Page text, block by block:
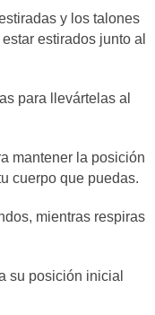
y los talones
estirados junto al
para llevártelas al
mantener la posición
cuerpo que puedas.
mientras respiras
su posición inicial